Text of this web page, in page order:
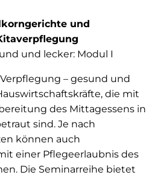
und
und lecker: Modul I
– gesund und
die mit
des Mittagessens in
sind. Je nach
können auch
einer Pflegeerlaubnis des
Die Seminarreihe bietet